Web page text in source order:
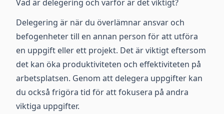
Vad är delegering och varför är det viktigt?
Delegering är när du överlämnar ansvar och
befogenheter till en annan person för att utföra
en uppgift eller ett projekt. Det är viktigt eftersom
det kan öka produktiviteten och effektiviteten på
arbetsplatsen. Genom att delegera uppgifter kan
du också frigöra tid för att fokusera på andra
viktiga uppgifter.